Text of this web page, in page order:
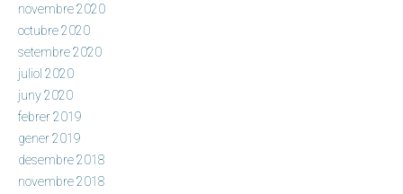
novembre 2020
octubre 2020
setembre 2020
juliol 2020
juny 2020
febrer 2019
gener 2019
desembre 2018
novembre 2018